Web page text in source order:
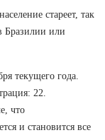
стареет, так
Бразилии или
текущего года.
22.
что
и становится все